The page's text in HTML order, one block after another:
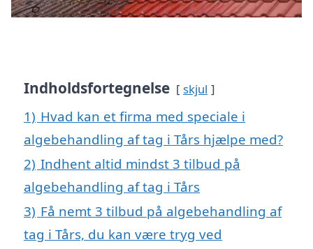
Indholdsfortegnelse skjul
1) Hvad kan et firma med speciale i
algebehandling af tag i Tårs hjælpe med?
2) Indhent altid mindst 3 tilbud på
algebehandling af tag i Tårs
3) Få nemt 3 tilbud på algebehandling af
tag i Tårs, du kan være tryg ved